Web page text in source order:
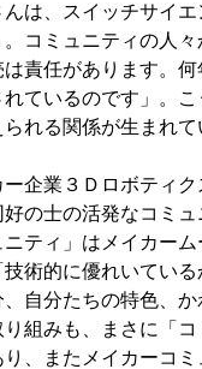
は、スイッチサイ
コミュニティの人
責任があります。
ているのです」。
れる関係が生まれ
企業３Ｄロボティ
の士の活発なコミ
ティ」はメイカー
術的に優れいてい
自分たちの特色、
組みも、まさに「
、またメイカーコ